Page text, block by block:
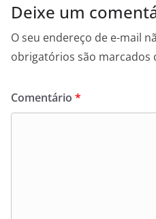
Deixe um
O seu endereço de e-mail
obrigatórios são marcados
Comentário *